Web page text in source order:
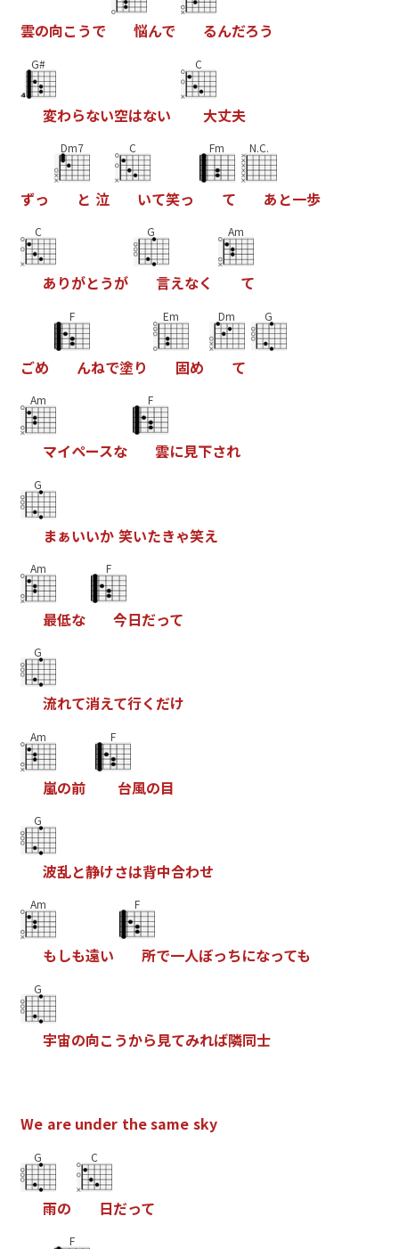
雲の向こ うで 悩んで るんだろう
G#
変わらない空はない
C
大丈夫
ずっ
Dm7
と 泣
C
いて笑っ
Fm
て
N.C.
あ と一歩
C
あ りがとうが
G
言えなく
Am
て
ごめ
F
んねで塗り
Em
固め
Dm
て
G
Am
マイペースな
F
雲に見下され
G
まぁいいか 笑いたきゃ笑え
Am
最低な
F
今日だって
G
流れて消えて行く だけ
Am
嵐の前
F
台風の目
G
波乱と静けさは背中合わせ
Am
もしも遠い
F
所で一人ぼっちになっても
G
宇宙の向こ うから見てみれば隣同士
We are under thesame sky
G
雨の
C
日だって
F